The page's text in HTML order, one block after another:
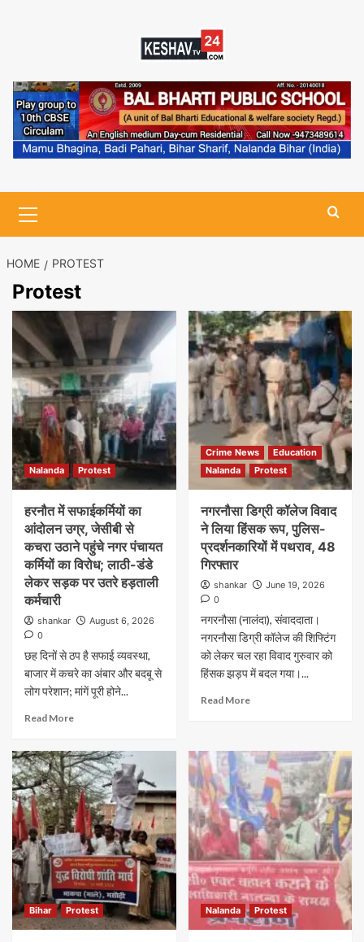
Menu
HOME PROTEST
Protest
Nalanda Protest
हरनौत में सफाईकर्मियों का
आंदोलन उग्र, जेसीबी से
कचरा उठाने पहुंचे नगर पंचायत
कर्मियों का विरोध; लाठी-डंडे
लेकर सड़क पर उतरे हड़ताली
कर्मचारी
shankar
August 6, 2026
0
छह दिनों से ठप है सफाई व्यवस्था,
बाजार में कचरे का अंबार और बदबू से
लोग परेशान; मांगें पूरी होने...
Read More
Crime News
Education
Nalanda
Protest
नगरनौसा डिग्री कॉलेज विवाद
ने लिया हिंसक रूप, पुलिस-
प्रदर्शनकारियों में पथराव, 48
गिरफ्तार
shankar
June 19, 2026
0
नगरनौसा (नालंदा), संवाददाता।
नगरनौसा डिग्री कॉलेज की शिफ्टिंग
को लेकर चल रहा विवाद गुरुवार को
हिंसक झड़प में बदल गया।...
Read More
Bihar Protest Nalanda Protest